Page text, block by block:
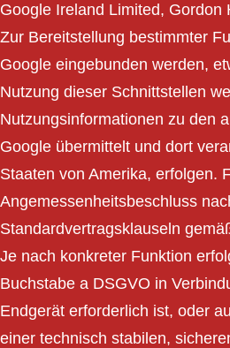
Google Ireland Limited,
Zur Bereitstellung bestimmter
Google eingebunden werden,
Nutzung dieser Schnittstellen
Nutzungsinformationen zu den
Google übermittelt und dort
Staaten von Amerika, erfolgen.
Angemessenheitsbeschluss
Standardvertragsklauseln
Je nach konkreter Funktion
Buchstabe a DSGVO in
Endgerät erforderlich ist, oder
einer technisch stabilen,